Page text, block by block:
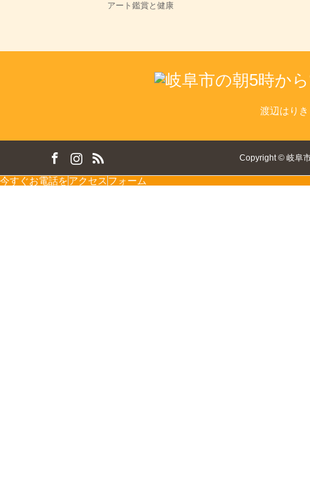
アート鑑賞と健康
渡辺はり
Copyright© 岐阜
今すぐお電話をアクセス フォーム